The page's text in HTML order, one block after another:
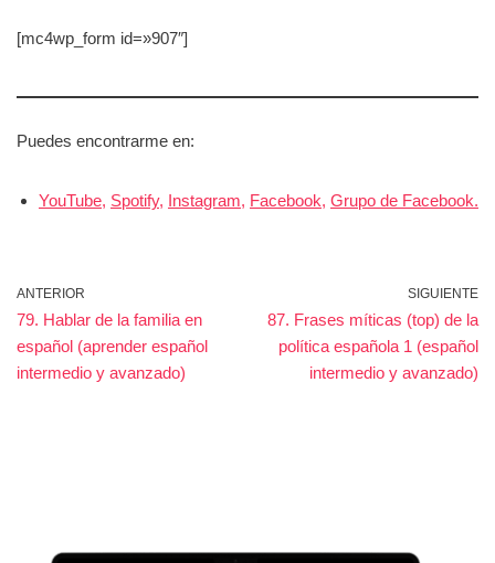
[mc4wp_form id=»907″]
Puedes encontrarme en:
YouTube, Spotify, Instagram, Facebook, Grupo de Facebook.
ANTERIOR
79. Hablar de la familia en
español (aprender español
intermedio y avanzado)
SIGUIENTE
87. Frases míticas (top) de la
política española 1 (español
intermedio y avanzado)